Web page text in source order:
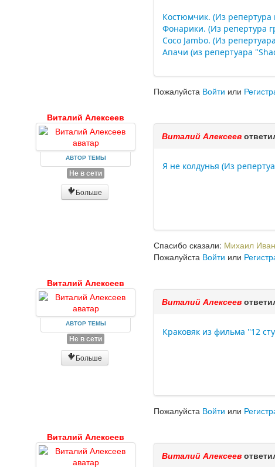
Костюмчик. (Из репертура
Фонарики. (Из репертура
Coco Jambo. (Из
Апачи (из репертуара
Пожалуйста Войти или
Виталий Алексеев
АВТОР ТЕМЫ
Не в сети
Больше
Виталий Алексеев
Я не колдунья (Из
Спасибо сказали: Михаил
Пожалуйста Войти или
Виталий Алексеев
АВТОР ТЕМЫ
Не в сети
Больше
Виталий Алексеев
Краковяк из фильма ''12
Пожалуйста Войти или
Виталий Алексеев
Виталий Алексеев